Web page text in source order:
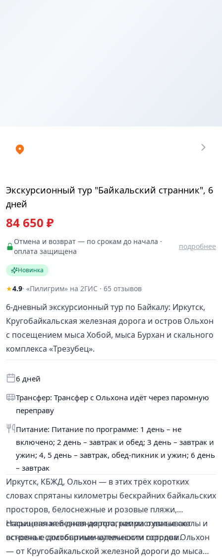
Экскурсионный тур "Байкальский странник", 6
дней
84 650 ₽
Отмена и возврат — по срокам до начала ·
оплата защищена
подробнее
Новинка
★4.9· «Пилигрим» на 2ГИС · 65 отзывов
6-дневный экскурсионный тур по Байкалу: Иркутск,
Кругобайкальская железная дорога и остров Ольхон
с посещением мыса Хобой, мыса Бурхан и скального
комплекса «Трезубец».
6 дней
Трансфер: Трансфер с Ольхона идёт через паромную
переправу
Питание: Питание по программе: 1 день – не
включено; 2 день – завтрак и обед; 3 день – завтрак и
ужин; 4, 5 день – завтрак, обед-пикник и ужин; 6 день
– завтрак
Иркутск, КБЖД, Ольхон — в этих трёх коротких
словах спрятаны километры бескрайних байкальских
просторов, белоснежные и розовые пляжи,
старинная железная дорога, неприступные скалы и
встреча с самобытным купеческим городом.
Насыщенная 6-дневная программа охватывает
основные достопримечательности острова Ольхон
— от Кругобайкальской железной дороги до мыса